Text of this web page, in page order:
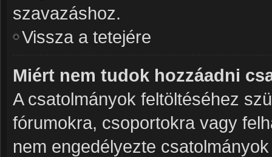
szavazáshoz.
Vissza a tetejére
Miért nem tudok hozzáadni
A csatolmányok feltöltéséhez
fórumokra, csoportokra vagy
nem engedélyezte